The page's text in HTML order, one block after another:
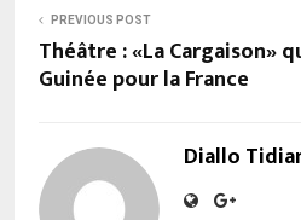
PREVIOUS POST
Théâtre : «La Cargaison»
Guinée pour la France
Diallo